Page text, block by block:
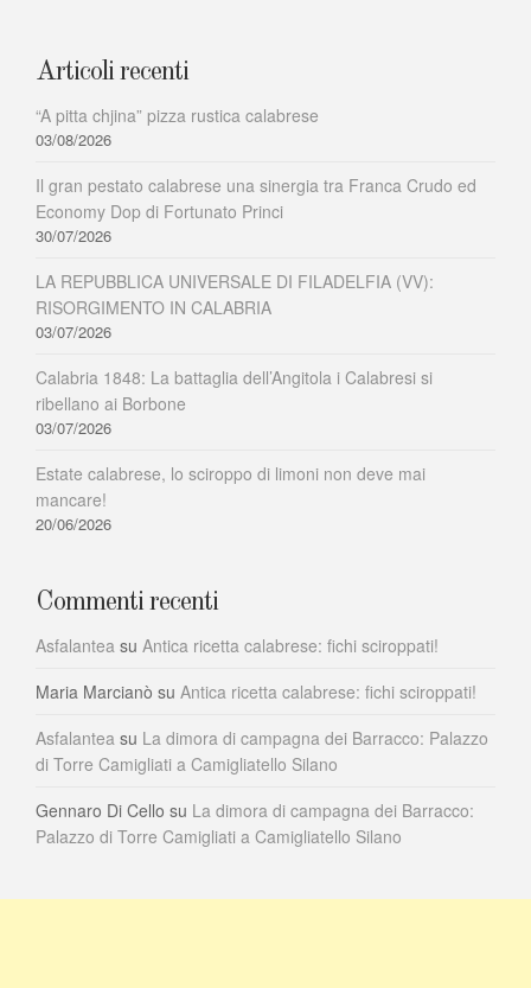
Articoli recenti
“A pitta chjina” pizza rustica calabrese
03/08/2026
Il gran pestato calabrese una sinergia tra Franca Crudo ed
Economy Dop di Fortunato Princi
30/07/2026
LA REPUBBLICA UNIVERSALE DI FILADELFIA (VV):
RISORGIMENTO IN CALABRIA
03/07/2026
Calabria 1848: La battaglia dell’Angitola i Calabresi si
ribellano ai Borbone
03/07/2026
Estate calabrese, lo sciroppo di limoni non deve mai
mancare!
20/06/2026
Commenti recenti
Asfalantea su Antica ricetta calabrese: fichi sciroppati!
Maria Marcianò su Antica ricetta calabrese: fichi sciroppati!
Asfalantea su La dimora di campagna dei Barracco: Palazzo
di Torre Camigliati a Camigliatello Silano
Gennaro Di Cello su La dimora di campagna dei Barracco:
Palazzo di Torre Camigliati a Camigliatello Silano